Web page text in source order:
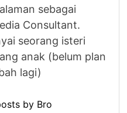
sebagai
Consultant.
seorang isteri
anak (belum plan
lagi)
by Bro